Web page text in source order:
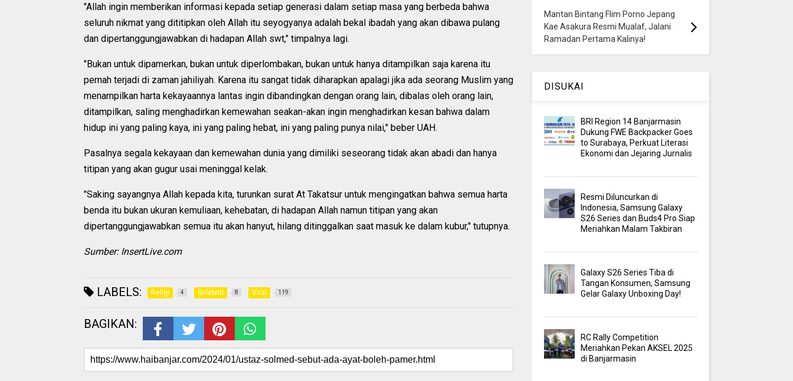
"Allah ingin memberikan informasi kepada setiap generasi dalam setiap masa yang berbeda bahwa
seluruh nikmat yang dititipkan oleh Allah itu seyogyanya adalah bekal ibadah yang akan dibawa pulang
dan dipertanggungjawabkan di hadapan Allah swt," timpalnya lagi.
"Bukan untuk dipamerkan, bukan untuk diperlombakan, bukan untuk hanya ditampilkan saja karena itu
pernah terjadi di zaman jahiliyah. Karena itu sangat tidak diharapkan apalagi jika ada seorang Muslim yang
menampilkan harta kekayaannya lantas ingin dibandingkan dengan orang lain, dibalas oleh orang lain,
ditampilkan, saling menghadirkan kemewahan seakan-akan ingin menghadirkan kesan bahwa dalam
hidup ini yang paling kaya, ini yang paling hebat, ini yang paling punya nilai," beber UAH.
Pasalnya segala kekayaan dan kemewahan dunia yang dimiliki seseorang tidak akan abadi dan hanya
titipan yang akan gugur usai meninggal kelak.
"Saking sayangnya Allah kepada kita, turunkan surat At Takatsur untuk mengingatkan bahwa semua harta
benda itu bukan ukuran kemuliaan, kehebatan, di hadapan Allah namun titipan yang akan
dipertanggungjawabkan semua itu akan hanyut, hilang ditinggalkan saat masuk ke dalam kubur," tutupnya.
Sumber: InsertLive.com
LABELS: Religi 4 Selebriti 8 Viral 119
BAGIKAN:
Mantan Bintang Flim Porno Jepang
Kae Asakura Resmi Mualaf, Jalani
Ramadan Pertama Kalinya!
DISUKAI
BRI Region 14 Banjarmasin
Dukung FWE Backpacker Goes
to Surabaya, Perkuat Literasi
Ekonomi dan Jejaring Jurnalis
Resmi Diluncurkan di
Indonesia, Samsung Galaxy
S26 Series dan Buds4 Pro Siap
Meriahkan Malam Takbiran
Galaxy S26 Series Tiba di
Tangan Konsumen, Samsung
Gelar Galaxy Unboxing Day!
RC Rally Competition
Meriahkan Pekan AKSEL 2025
di Banjarmasin